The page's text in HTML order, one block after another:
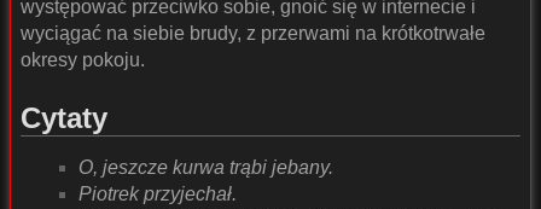
występować przeciwko sobie, gnoić się w internecie i
wyciągać na siebie brudy, z przerwami na krótkotrwałe
okresy pokoju.
Cytaty
O, jeszcze kurwa trąbi jebany.
Piotrek przyjechał.